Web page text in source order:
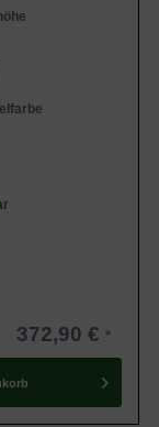
372,90 €